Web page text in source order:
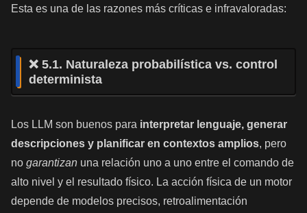
Esta es una de las razones más críticas e infravaloradas:
❌ 5.1. Naturaleza probabilística vs. control
determinista
Los LLM son buenos para interpretar lenguaje, generar
descripciones y planificar en contextos amplios, pero
no garantizan una relación uno a uno entre el comando de
alto nivel y el resultado físico. La acción física de un motor
depende de modelos precisos, retroalimentación